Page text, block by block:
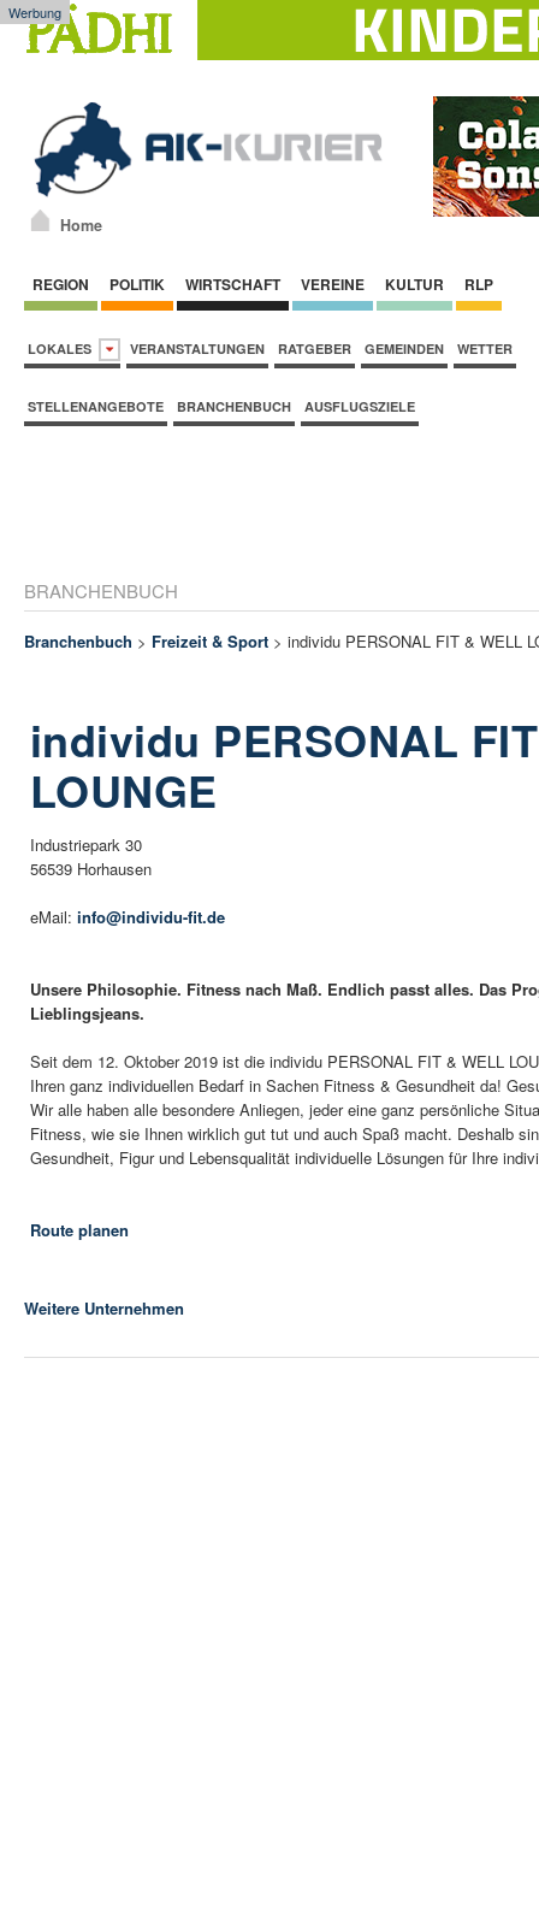
Werbung
Home
REGION POLITIK WIRTSCHAFT VEREINE KULTUR RLP
LOKALES VERANSTALTUNGEN RATGEBER GEMEINDEN WETTER
STELLENANGEBOTE BRANCHENBUCH AUSFLUGSZIELE
BRANCHENBUCH
Branchenbuch > Freizeit & Sport > individu PERSONAL FIT & WELL
individu PERSONAL
LOUNGE
Industriepark 30
56539 Horhausen
eMail: info@individu-fit.de
Unsere Philosophie. Fitness nach Maß. Endlich passt alles. Das
Lieblingsjeans.
Seit dem 12. Oktober 2019 ist die individu PERSONAL FIT & WELL
Ihren ganz individuellen Bedarf in Sachen Fitness & Gesundheit da!
Wir alle haben alle besondere Anliegen, jeder eine ganz persönliche
Fitness, wie sie Ihnen wirklich gut tut und auch Spaß macht. Deshalb
Gesundheit, Figur und Lebensqualität individuelle Lösungen für Ihre
Route planen
Weitere Unternehmen